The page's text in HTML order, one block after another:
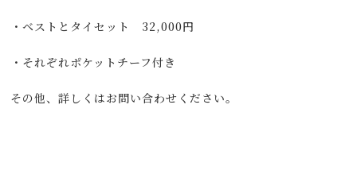
・ベストとタイセット 32,000円
・それぞれポケットチーフ付き
その他、詳しくはお問い合わせください。